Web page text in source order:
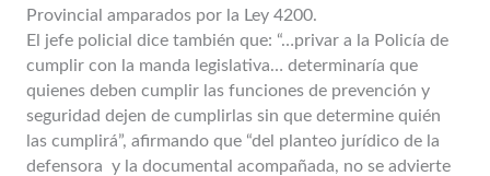
Provincial amparados por la Ley 4200.
El jefe policial dice también que: “…privar a la Policía de
cumplir con la manda legislativa… determinaría que
quienes deben cumplir las funciones de prevención y
seguridad dejen de cumplirlas sin que determine quién
las cumplirá”, afirmando que “del planteo jurídico de la
defensora y la documental acompañada, no se advierte